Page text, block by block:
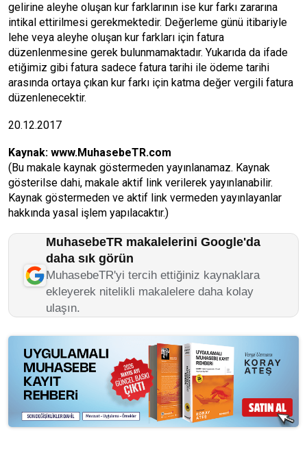
gelirine aleyhe oluşan kur farklarının ise kur farkı zararına
intikal ettirilmesi gerekmektedir. Değerleme günü itibariyle
lehe veya aleyhe oluşan kur farkları için fatura
düzenlenmesine gerek bulunmamaktadır. Yukarıda da ifade
etiğimiz gibi fatura sadece fatura tarihi ile ödeme tarihi
arasında ortaya çıkan kur farkı için katma değer vergili fatura
düzenlenecektir.
20.12.2017
Kaynak: www.MuhasebeTR.com
(Bu makale kaynak göstermeden yayınlanamaz. Kaynak
gösterilse dahi, makale aktif link verilerek yayınlanabilir.
Kaynak göstermeden ve aktif link vermeden yayınlayanlar
hakkında yasal işlem yapılacaktır.)
MuhasebeTR makalelerini Google'da
daha sık görün
MuhasebeTR'yi tercih ettiğiniz kaynaklara
ekleyerek nitelikli makalelere daha kolay
ulaşın.